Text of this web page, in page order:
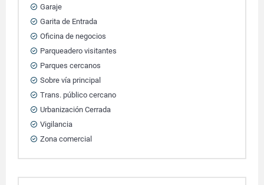
Garaje
Garita de Entrada
Oficina de negocios
Parqueadero visitantes
Parques cercanos
Sobre vía principal
Trans. público cercano
Urbanización Cerrada
Vigilancia
Zona comercial